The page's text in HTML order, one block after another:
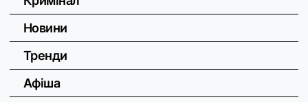
Новини
Тренди
Афіша